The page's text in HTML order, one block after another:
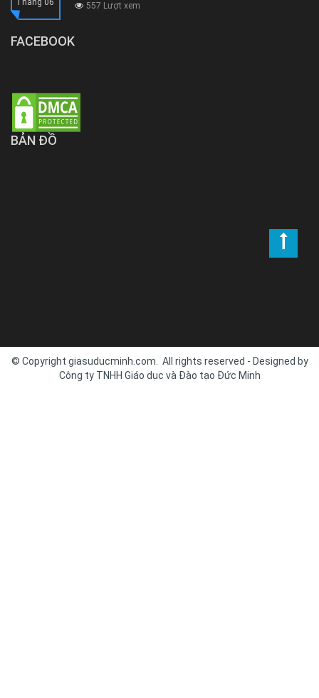
Tháng 06 557 Lượt xem
FACEBOOK
BẢN ĐỒ
© Copyright giasuducminh.com. All rights reserved - Designed by
Công ty TNHH Giáo dục và Đào tạo Đức Minh